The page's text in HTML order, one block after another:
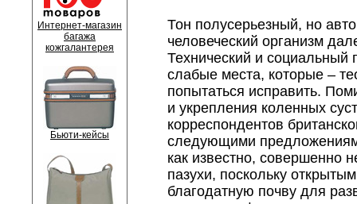
Интернет-магазин
багажа
кожгалантерея
Бьюти-кейсы
Тон полусерьезный, но
человеческий организм
Технический и социальный
слабые места, которые –
попытаться исправить.
и укрепления коленных
корреспондентов
следующими
как известно, совершенно
пазухи, поскольку
благодатную почву для